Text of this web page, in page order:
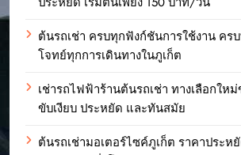
ต้นรถเช่า ครบทุกฟังก์ชันการใช้งาน คร
โจทย์ทุกการเดินทางในภูเก็ต
เช่ารถไฟฟ้าร้านต้นรถเช่า ทางเลือกให
ขับเงียบ ประหยัด และทันสมัย
ต้นรถเช่ามอเตอร์ไซค์ภูเก็ต ราคาประห